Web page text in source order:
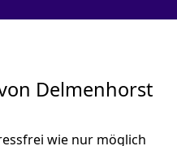
Delmenhorst
wie nur möglich